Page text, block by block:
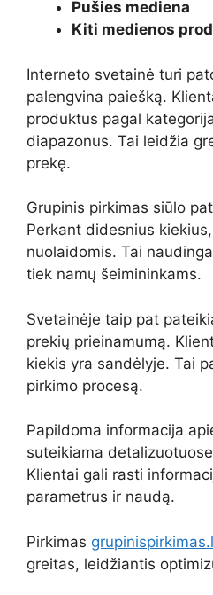
Pušies mediena
Kiti medienos
Interneto svetainė turi
palengvina paiešką.
produktus pagal
diapazonus. Tai leidžia
prekę.
Grupinis pirkimas siūlo
Perkant didesnius
nuolaidomis. Tai
tiek namų šeimininkams.
Svetainėje taip pat
prekių prieinamumą.
kiekis yra sandėlyje. Tai
pirkimo procesą.
Papildoma informacija
suteikiama
Klientai gali rasti
parametrus ir naudą.
Pirkimas
greitas, leidžiantis